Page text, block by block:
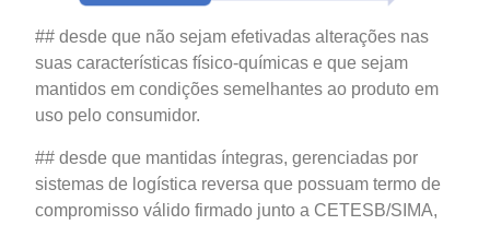
## desde que não sejam efetivadas alterações nas
suas características físico-químicas e que sejam
mantidos em condições semelhantes ao produto em
uso pelo consumidor.
## desde que mantidas íntegras, gerenciadas por
sistemas de logística reversa que possuam termo de
compromisso válido firmado junto a CETESB/SIMA,